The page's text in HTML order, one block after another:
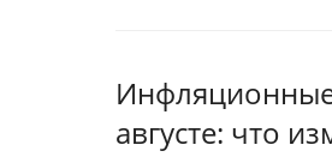
августе: что